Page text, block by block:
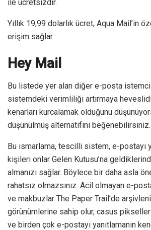
ile ücretsizdir.
Yıllık 19,99 dolarlık ücret, Aqua Mail’in
erişim sağlar.
Hey Mail
Bu listede yer alan diğer e-posta
sistemdeki verimliliği artırmaya
kenarları kurcalamak olduğunu
düşünülmüş alternatifini beğenebilirsiniz.
Bu ısmarlama, tescilli sistem, e-postayı
kişileri onlar Gelen Kutusu’na
almanızı sağlar. Böylece bir daha asla
rahatsız olmazsınız. Acil olmayan e-
ve makbuzlar The Paper Trail’de
görünümlerine sahip olur, casus pikseller
ve birden çok e-postayı yanıtlamanın